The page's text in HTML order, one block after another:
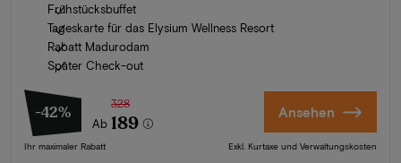
Frühstücksbuffet
Tageskarte für das Elysium Wellness Resort
Rabatt Madurodam
Später Check-out
-42%
Ab
328
189
Ihr maximaler Rabatt
Ansehen
Exkl. Kurtaxe und Verwaltungskosten